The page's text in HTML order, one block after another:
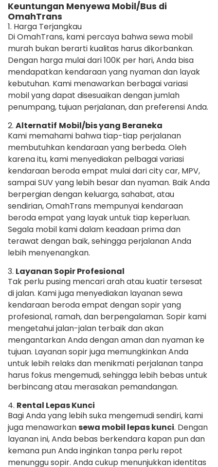
Keuntungan Menyewa Mobil/Bus di
OmahTrans
1. Harga Terjangkau
Di OmahTrans, kami percaya bahwa sewa mobil
murah bukan berarti kualitas harus dikorbankan.
Dengan harga mulai dari 100K per hari, Anda bisa
mendapatkan kendaraan yang nyaman dan layak
kebutuhan. Kami menawarkan berbagai variasi
mobil yang dapat disesuaikan dengan jumlah
penumpang, tujuan perjalanan, dan preferensi Anda.
2. Alternatif Mobil/bis yang Beraneka
Kami memahami bahwa tiap-tiap perjalanan
membutuhkan kendaraan yang berbeda. Oleh
karena itu, kami menyediakan pelbagai variasi
kendaraan beroda empat mulai dari city car, MPV,
sampai SUV yang lebih besar dan nyaman. Baik Anda
berpergian dengan keluarga, sahabat, atau
sendirian, OmahTrans mempunyai kendaraan
beroda empat yang layak untuk tiap keperluan.
Segala mobil kami dalam keadaan prima dan
terawat dengan baik, sehingga perjalanan Anda
lebih menyenangkan.
3. Layanan Sopir Profesional
Tak perlu pusing mencari arah atau kuatir tersesat
di jalan. Kami juga menyediakan layanan sewa
kendaraan beroda empat dengan sopir yang
profesional, ramah, dan berpengalaman. Sopir kami
mengetahui jalan-jalan terbaik dan akan
mengantarkan Anda dengan aman dan nyaman ke
tujuan. Layanan sopir juga memungkinkan Anda
untuk lebih relaks dan menikmati perjalanan tanpa
harus fokus mengemudi, sehingga lebih bebas untuk
berbincang atau merasakan pemandangan.
4. Rental Lepas Kunci
Bagi Anda yang lebih suka mengemudi sendiri, kami
juga menawarkansewa mobil lepas kunci. Dengan
layanan ini, Anda bebas berkendara kapan pun dan
kemana pun Anda inginkan tanpa perlu repot
menunggu sopir. Anda cukup menunjukkan identitas